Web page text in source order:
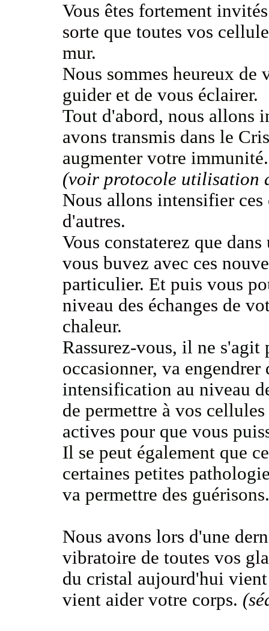
Vous êtes fortement
sorte que toutes vos
mur.
Nous sommes heureux de
guider et de vous éclairer.
Tout d'abord, nous allons
avons transmis dans le
augmenter votre immunité.
(voir protocole utilisation
Nous allons intensifier
d'autres.
Vous constaterez que
vous buvez avec ces
particulier. Et puis vous
niveau des échanges de
chaleur.
Rassurez-vous, il ne s'agit
occasionner, va engendrer
intensification au niveau
de permettre à vos
actives pour que vous
Il se peut également que
certainespetites
va permettre des guérisons
Nous avons lors d'une
vibratoire de toutes vos
du cristal aujourd'hui
vient aider votre corps.